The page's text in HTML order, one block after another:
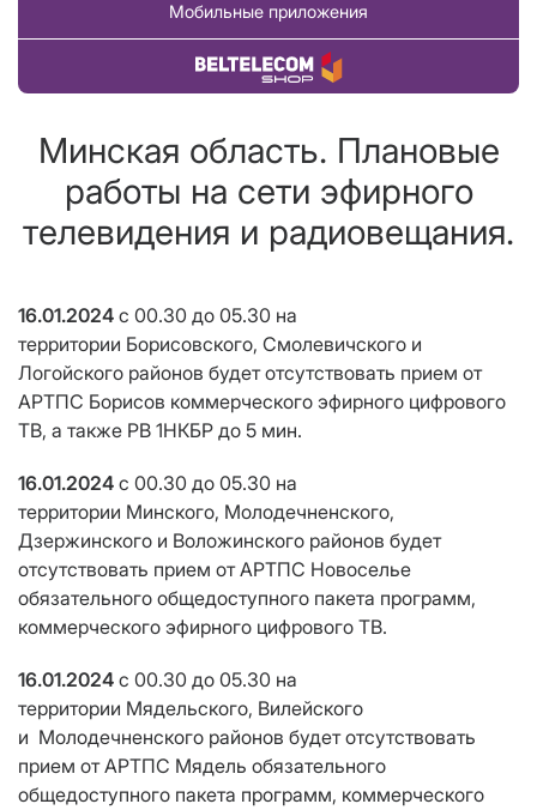
Мобильные приложения
Купить товар
Минская область. Плановые
работы на сети эфирного
телевидения и радиовещания.
16.01.2024 с 00.30 до 05.30 на
территории Борисовского, Смолевичского и
Логойского районов будет отсутствовать прием от
АРТПС Борисов коммерческого эфирного цифрового
ТВ, а также РВ 1НКБР до 5 мин.
16.01.2024 с 00.30 до 05.30 на
территории Минского, Молодечненского,
Дзержинского и Воложинского районов будет
отсутствовать прием от АРТПС Новоселье
обязательного общедоступного пакета программ,
коммерческого эфирного цифрового ТВ.
16.01.2024 с 00.30 до 05.30 на
территории Мядельского, Вилейского
и Молодечненского районов будет отсутствовать
прием от АРТПС Мядель обязательного
общедоступного пакета программ, коммерческого